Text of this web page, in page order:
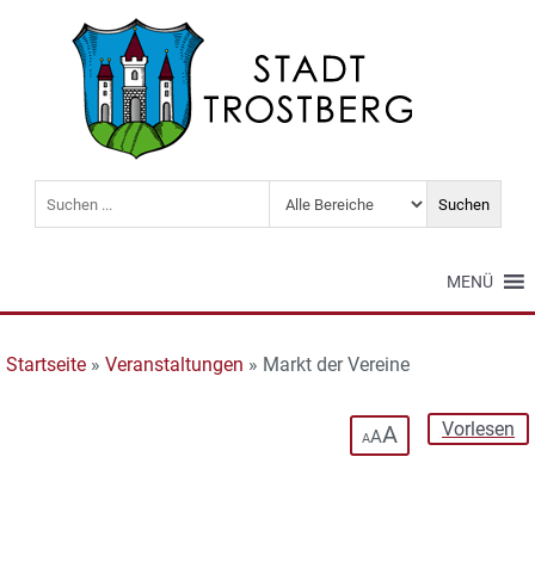
MENÜ
Startseite » Veranstaltungen » Markt der Vereine
Vorlesen
AAA